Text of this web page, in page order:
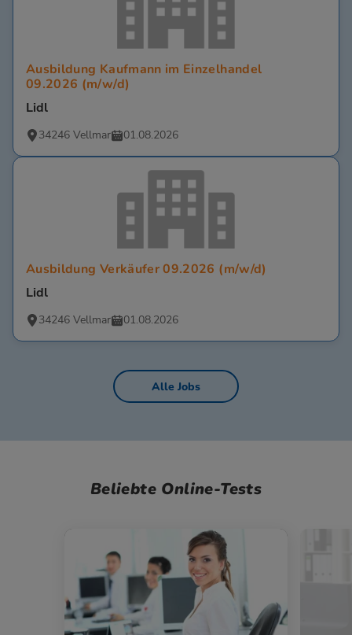
Ausbildung Kaufmann im Einzelhandel
09.2026 (m/w/d)
Lidl
34246 Vellmar 01.08.2026
Ausbildung Verkäufer 09.2026 (m/w/d)
Lidl
34246 Vellmar 01.08.2026
Alle Jobs
Beliebte Online-Tests